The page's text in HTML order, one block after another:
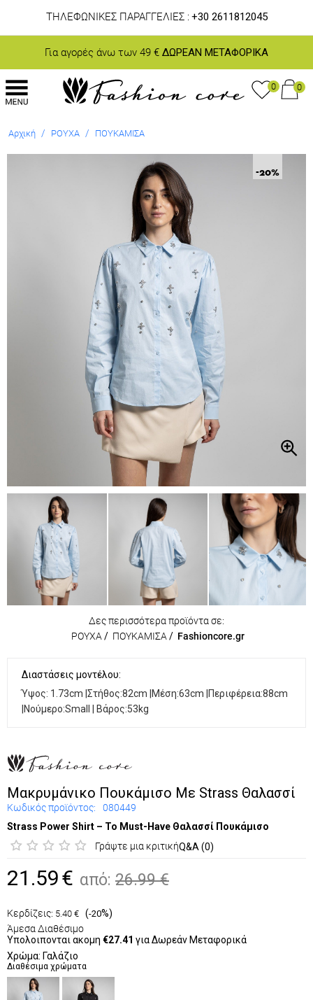
ΤΗΛΕΦΩΝΙΚΕΣ ΠΑΡΑΓΓΕΛΙΕΣ : +30 2611812045
Για αγορές άνω των 49 € ΔΩΡΕΑΝ ΜΕΤΑΦΟΡΙΚΑ
0 0
Αρχική / ΡΟΥΧΑ / ΠΟΥΚΑΜΙΣΑ
-20%
Δες περισσότερα προϊόντα σε:
ΡΟΥΧΑ / ΠΟΥΚΑΜΙΣΑ / Fashioncore.gr
Διαστάσεις μοντέλου:
Ύψος: 1.73cm |Στήθος:82cm |Μέση:63cm |Περιφέρεια:88cm
|Νούμερο:Small | Βάρος:53kg
Μακρυμάνικο Πουκάμισο Με Strass Θαλασσί
Κωδικός προϊόντος:
080449
Strass Power Shirt – Το Must-Have Θαλασσί Πουκάμισο
Γράψτε μια κριτικήQ&A (0)
21.59€ από: 26.99 €
Κερδίζεις: 5.40 € (-20%)
Άμεσα Διαθέσιμο
Υπολοιπονται ακομη €27.41 για Δωρεάν Μεταφορικά
Χρώμα: Γαλάζιο
Διαθέσιμα χρώματα